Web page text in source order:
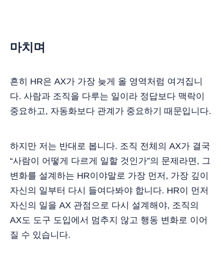
마치며
흔히 HR은 AX가 가장 늦게 올 영역처럼 여겨집니
다. 사람과 조직을 다루는 일이라 정답보다 맥락이
중요하고, 자동화보다 관계가 중요하기 때문입니다.
하지만 저는 반대로 봅니다. 조직 전체의 AX가 결국
“사람이 어떻게 다르게 일할 것인가”의 문제라면, 그
변화를 설계하는 HR이야말로 가장 먼저, 가장 깊이
자신의 일부터 다시 들여다봐야 합니다. HR이 먼저
자신의 일을 AX 관점으로 다시 설계해야, 조직의
AX도 도구 도입에서 멈추지 않고 행동 변화로 이어
질 수 있습니다.